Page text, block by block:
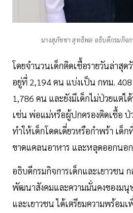
นางสุภัชชา สุทธิพล อธิบดีกรมกิจก
โดยจำนวนเด็กติดเชื้อรายวันล่าสุ
อยู่ที่ 2,194 คน แบ่งเป็น กทม.
1,786 คน และยังมีเด็กไม่ป่วยแต่ไ
เช่น พ่อแม่หรือผู้ปกครองติดเชื้อ ป่
ทำให้เด็กโดดเดี่ยวหรือกำพร้า เด็ก
ขาดแคลนอาหาร และหลุดออกนอ
อธิบดีกรมกิจการเด็กและเยาวชน ก
พัฒนาสังคมและความมั่นคงของมนุ
และเยาวชน ได้เตรียมความพร้อม